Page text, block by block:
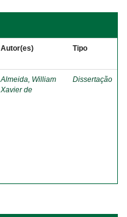
Autor(es) Tipo
Almeida, William
Xavier de
Dissertação